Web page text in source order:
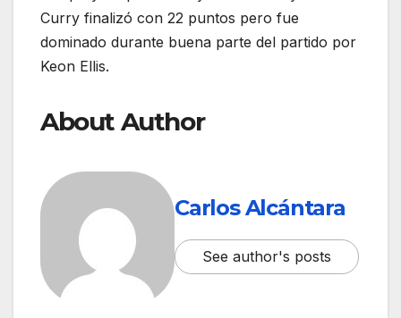
Curry finalizó con 22 puntos pero fue
dominado durante buena parte del partido por
Keon Ellis.
About Author
Carlos Alcántara
See author's posts